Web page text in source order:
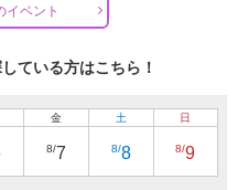
イベント
ている方はこちら！
金
8/7
土
8/8
日
8/9